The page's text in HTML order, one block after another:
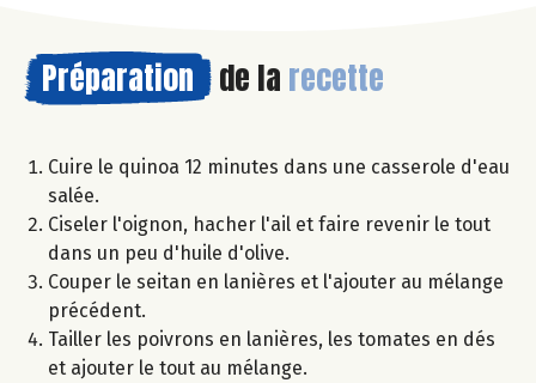
Préparation de la recette
Cuire le quinoa 12 minutes dans une casserole d'eau
salée.
Ciseler l'oignon, hacher l'ail et faire revenir le tout
dans un peu d'huile d'olive.
Couper le seitan en lanières et l'ajouter au mélange
précédent.
Tailler les poivrons en lanières, les tomates en dés
et ajouter le tout au mélange.